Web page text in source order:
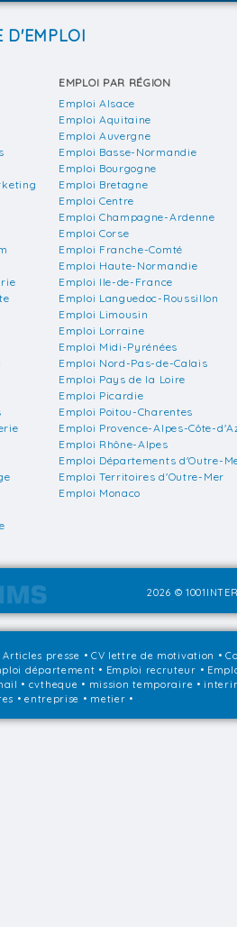
D'EMPLOI
EMPLOI PAR RÉGION
Emploi Alsace
Emploi Aquitaine
Emploi Auvergne
Emploi Basse-Normandie
Emploi Bourgogne
Emploi Bretagne
Emploi Centre
Emploi Champagne-Ardenne
Emploi Corse
Emploi Franche-Comté
Emploi Haute-Normandie
Emploi Ile-de-France
Emploi Languedoc-Roussillon
Emploi Limousin
Emploi Lorraine
Emploi Midi-Pyrénées
Emploi Nord-Pas-de-Calais
Emploi Pays de la Loire
Emploi Picardie
Emploi Poitou-Charentes
Emploi Provence-Alpes-Côte-
Emploi Rhône-Alpes
Emploi Départements d'Outre-
Emploi Territoires d'Outre-Mer
Emploi Monaco
2026 ©
Articles presse • CV lettre de motivation •
département • Emploi recruteur •
• cvtheque • mission temporaire •
• entreprise • metier •